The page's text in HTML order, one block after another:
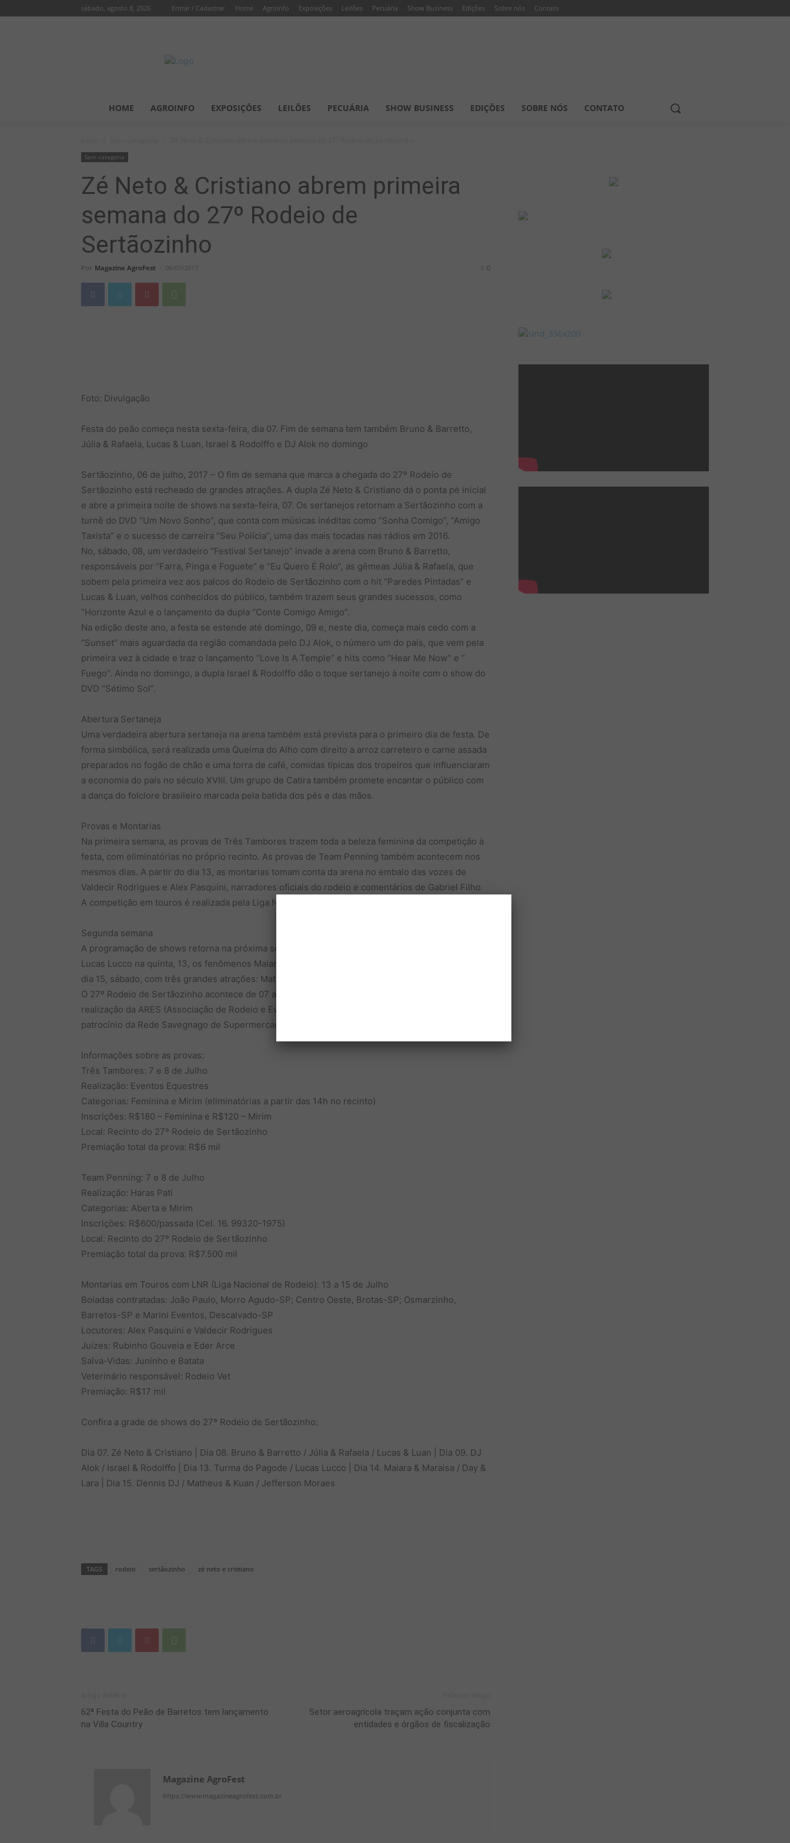
sábado, agosto 8, 2026 Entrar / Cadastrar Home AgroInfo Exposições Leilões Pecuária Show Business Edições Sobre nós Contato
HOME AGROINFO EXPOSIÇÕES LEILÕES PECUÁRIA SHOW BUSINESS EDIÇÕES SOBRE NÓS CONTATO
Sem categoria
Zé Neto & Cristiano abrem primeira
semana do 27º Rodeio de
Sertãozinho
Por Magazine AgroFest - 06/07/2017 0
Foto: Divulgação
Festa do peão começa nesta sexta-feira, dia 07. Fim de semana tem também Bruno & Barretto,
Júlia & Rafaela, Lucas & Luan, Israel & Rodolffo e DJ Alok no domingo
Sertãozinho, 06 de julho, 2017 – O fim de semana que marca a chegada do 27º Rodeio de
Sertãozinho está recheado de grandes atrações. A dupla Zé Neto & Cristiano dá o ponta pé inicial
e abre a primeira noite de shows na sexta-feira, 07. Os sertanejos retornam a Sertãozinho com a
turnê do DVD “Um Novo Sonho”, que conta com músicas inéditas como “Sonha Comigo”, “Amigo
Taxista” e o sucesso de carreira “Seu Polícia”, uma das mais tocadas nas rádios em 2016.
No, sábado, 08, um verdadeiro “Festival Sertanejo” invade a arena com Bruno & Barretto,
responsáveis por “Farra, Pinga e Foguete” e “Eu Quero É Rolo”, as gêmeas Júlia & Rafaela, que
sobem pela primeira vez aos palcos do Rodeio de Sertãozinho com o hit “Paredes Pintadas” e
Lucas & Luan, velhos conhecidos do público, também trazem seus grandes sucessos, como
“Horizonte Azul e o lançamento da dupla “Conte Comigo Amigo”.
Na edição deste ano, a festa se estende até domingo, 09 e, neste dia, começa mais cedo com a
“Sunset” mais aguardada da região comandada pelo DJ Alok, o número um do país, que vem pela
primeira vez à cidade e traz o lançamento “Love Is A Temple” e hits como “Hear Me Now” e “
Fuego”. Ainda no domingo, a dupla Israel & Rodolffo dão o toque sertanejo à noite com o show do
DVD “Sétimo Sol”.
Abertura Sertaneja
Uma verdadeira abertura sertaneja na arena também está prevista para o primeiro dia de festa. De
forma simbólica, será realizada uma Queima do Alho com direito a arroz carreteiro e carne assada
preparados no fogão de chão e uma torra de café, comidas típicas dos tropeiros que influenciaram
a economia do país no século XVIII. Um grupo de Catira também promete encantar o público com
a dança do folclore brasileiro marcada pela batida dos pés e das mãos.
Provas e Montarias
Na primeira semana, as provas de Três Tambores trazem toda a beleza feminina da competição à
festa, com eliminatórias no próprio recinto. As provas de Team Penning também acontecem nos
mesmos dias. A partir do dia 13, as montarias tomam conta da arena no embalo das vozes de
Valdecir Rodrigues e Alex Pasquini, narradores oficiais do rodeio e comentários de Gabriel Filho.
A competição em touros é realizada pela Liga Nacional de Rodeio.
Segunda semana
A programação de shows retorna na próxima semana, com apresentações da Turma do Pagode e
Lucas Lucco na quinta, 13, os fenômenos Maiara & Maraísa e Day & Lara na sexta, 14, e encerra no
dia 15, sábado, com três grandes atrações: Matheus & Kauan, Dennis DJ e Jefferson Moraes.
O 27º Rodeio de Sertãozinho acontece de 07 a 15 de julho no Centro de Eventos Zanini e é uma
realização da ARES (Associação de Rodeio e Eventos de Sertãozinho), Viola Show e conta com o
patrocínio da Rede Savegnago de Supermercados, Brahma, Atlas Chevrolet e EPTV.
Informações sobre as provas:
Três Tambores: 7 e 8 de Julho
Realização: Eventos Equestres
Categorias: Feminina e Mirim (eliminatórias a partir das 14h no recinto)
Inscrições: R$180 – Feminina e R$120 – Mirim
Local: Recinto do 27º Rodeio de Sertãozinho
Premiação total da prova: R$6 mil
Team Penning: 7 e 8 de Julho
Realização: Haras Pati
Categorias: Aberta e Mirim
Inscrições: R$600/passada (Cel. 16. 99320-1975)
Local: Recinto do 27º Rodeio de Sertãozinho
Premiação total da prova: R$7.500 mil
Montarias em Touros com LNR (Liga Nacional de Rodeio): 13 a 15 de Julho
Boiadas contratadas: João Paulo, Morro Agudo-SP; Centro Oeste, Brotas-SP; Osmarzinho,
Barretos-SP e Marini Eventos, Descalvado-SP
Locutores: Alex Pasquini e Valdecir Rodrigues
Juízes: Rubinho Gouveia e Eder Arce
Salva-Vidas: Juninho e Batata
Veterinário responsável: Rodeio Vet
Premiação: R$17 mil
Confira a grade de shows do 27º Rodeio de Sertãozinho:
Dia 07. Zé Neto & Cristiano | Dia 08. Bruno & Barretto / Júlia & Rafaela / Lucas & Luan | Dia 09. DJ
Alok / Israel & Rodolffo | Dia 13. Turma do Pagode / Lucas Lucco | Dia 14. Maiara & Maraisa / Day &
Lara | Dia 15. Dennis DJ / Matheus & Kuan / Jefferson Moraes
TAGS rodeio sertãozinho zé neto e cristiano
62ª Festa do Peão de Barretos tem lançamento
na Villa Country
Setor aeroagrícola traçam ação conjunta com
entidades e órgãos de fiscalização
Magazine AgroFest
https://www.magazineagrofest.com.br